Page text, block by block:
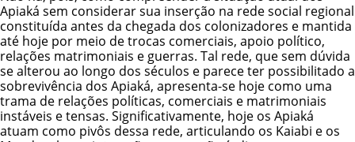
Apiaká sem considerar sua inserção na rede social regional
constituída antes da chegada dos colonizadores e mantida
até hoje por meio de trocas comerciais, apoio político,
relações matrimoniais e guerras. Tal rede, que sem dúvida
se alterou ao longo dos séculos e parece ter possibilitado a
sobrevivência dos Apiaká, apresenta-se hoje como uma
trama de relações políticas, comerciais e matrimoniais
instáveis e tensas. Significativamente, hoje os Apiaká
atuam como pivôs dessa rede, articulando os Kaiabi e os